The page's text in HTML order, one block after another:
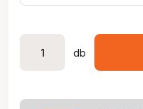
db